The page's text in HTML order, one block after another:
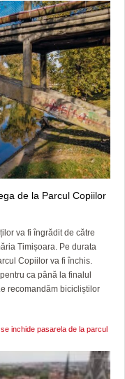
de la Parcul Copiilor
va fi îngrădit de către
Timișoara. Pe durata
Copiilor va fi închis.
ca până la finalul
recomandăm bicicliștilor
se inchide pasarela de la parcul